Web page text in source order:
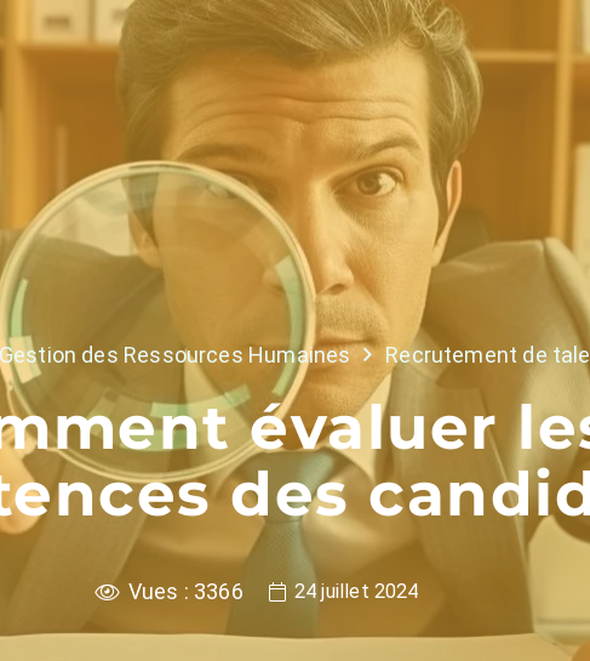
des Ressources Humaines Recrutement de
évaluer
des
Vues : 3366 24 juillet 2024